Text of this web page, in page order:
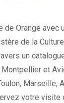
de Orange avec
de la
un
et
Marseille,
votre visite